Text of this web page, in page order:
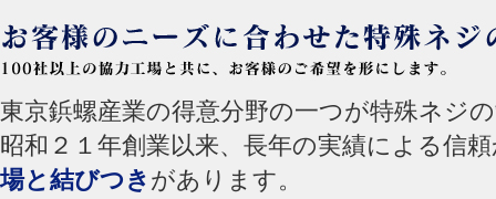
東京鋲螺産業の得意分野の一つが特殊ネジ
昭和２１年創業以来、長年の実績による信
場と結びつき があります。